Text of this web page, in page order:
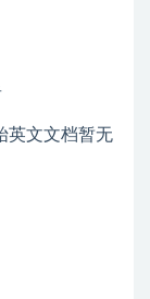
英文文档暂无